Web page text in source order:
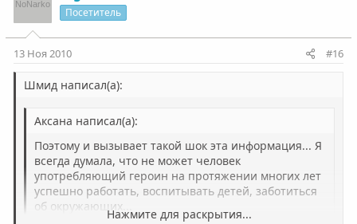
Посетитель
13 Ноя 2010 #16
Шмид написал(а):
Аксана написал(а):
Поэтому и вызывает такой шок эта информация... Я
всегда думала, что не может человек
употребляющий героин на протяжении многих лет
успешно работать, воспитывать детей, заботиться
об окружающих...
Нажмите для раскрытия...